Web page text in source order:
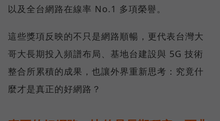
以及全台網路在線率 No.1 多項榮譽。
這些獎項反映的不只是網路順暢，更代表台灣大
哥大長期投入頻譜布局、基地台建設與 5G 技術
整合所累積的成果，也讓外界重新思考：究竟什
麼才是真正的好網路？